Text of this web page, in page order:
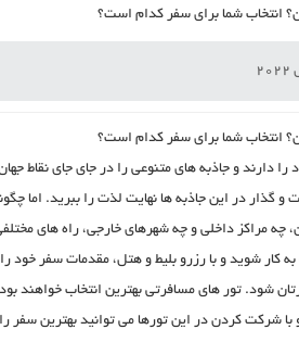
انتخاب شما برای سفر کدام است؟
انتخاب شما برای سفر کدام است؟
دارند و جاذبه های متنوعی را در جای جای نقاط
و گذار در این جاذبه ها نهایت لذت را ببرید. اما
چه مراکز داخلی و چه شهرهای خارجی، راه های
شوید و با رزرو بلیط و هتل، مقدمات سفر خود را
شود. تور های مسافرتی بهترین انتخاب خواهند
شرکت کردن در این تورها می توانید بهترین سفر را